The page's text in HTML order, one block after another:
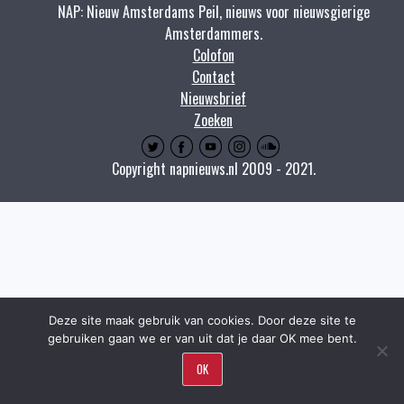
NAP: Nieuw Amsterdams Peil, nieuws voor nieuwsgierige
Amsterdammers.
Colofon
Contact
Nieuwsbrief
Zoeken
Copyright napnieuws.nl 2009 - 2021.
Deze site maak gebruik van cookies. Door deze site te
gebruiken gaan we er van uit dat je daar OK mee bent.
OK